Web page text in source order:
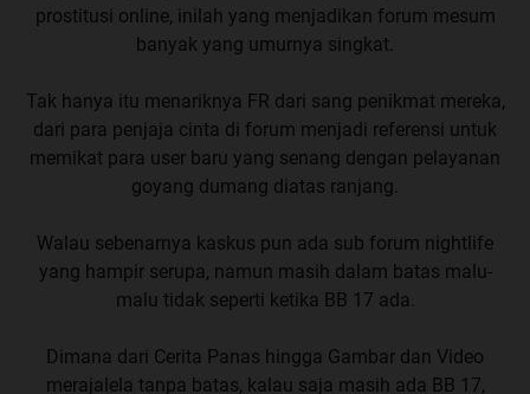
prostitusi online, inilah yang menjadikan forum mesum
banyak yang umurnya singkat.
Tak hanya itu menariknya FR dari sang penikmat mereka,
dari para penjaja cinta di forum menjadi referensi untuk
memikat para user baru yang senang dengan pelayanan
goyang dumang diatas ranjang.
Walau sebenarnya kaskus pun ada sub forum nightlife
yang hampir serupa, namun masih dalam batas malu-
malu tidak seperti ketika BB 17 ada.
Dimana dari Cerita Panas hingga Gambar dan Video
merajalela tanpa batas, kalau saja masih ada BB 17,